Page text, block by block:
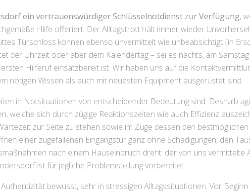
ein vertrauenswürdiger Schlüsselnotdienst zur Verfügung,
Hilfe offeriert. Der Alltagstrott hält immer wieder
Türschloss können ebenso unvermittelt wie unbeabsichtigt {in
der Uhrzeit oder aber dem Kalendertag – sei es nachts, am
Hilferuf einsatzbereit ist. Wir haben uns auf die
nötigen Wissen als auch mit neuesten Equipment ausgerüstet sind.
in Notsituationen von entscheidender Bedeutung sind. Deshalb
welche sich durch zügige Reaktionszeiten wie auch Effizienz
zur Seite zu stehen sowie im Zuge dessen den
einer zugefallenen Eingangstür ganz ohne Schädigungen, den
nach einem Hauseinbruch dreht: der von uns vermittelte
ist für jegliche Problemstellung vorbereitet.
bewusst, sehr in stressigen Alltagssituationen. Vor